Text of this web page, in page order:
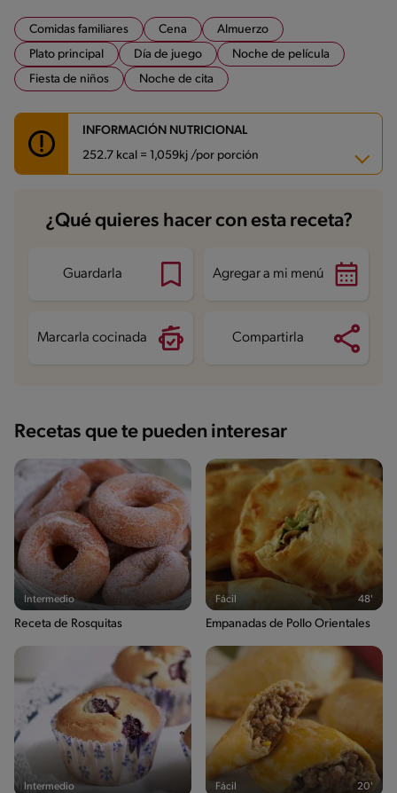
Comidas familiares Cena
Almuerzo
Plato principal
Día de juego
Noche de película
Fiesta de niños
Noche de cita
INFORMACIÓN NUTRICIONAL
252.7 kcal = 1,059kj /por porción
Carbohidratos
14.8 g
Energía 252.7 kcal
Proteína
Grasas saturadas 6 g
¿Qué quieres hacer con esta receta?
Guardarla Agregar a mi menú
Marcarla cocinada Compartirla
Recetas que te pueden interesar
Intermedio
Receta de Rosquitas
Fácil 48'
Empanadas de Pollo Orientales
Intermedio Fácil 20'